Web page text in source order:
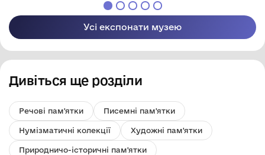
області
області
Усі експонати музею
Дивіться ще розділи
Речові пам'ятки Писемні пам'ятки
Нумізматичні колекції Художні пам'ятки
Природничо-історичні пам'ятки